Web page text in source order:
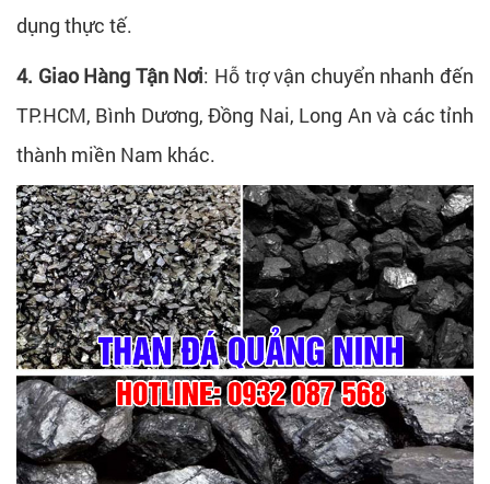
dụng thực tế.
4. Giao Hàng Tận Nơi: Hỗ trợ vận chuyển nhanh đến
TP.HCM, Bình Dương, Đồng Nai, Long An và các tỉnh
thành miền Nam khác.